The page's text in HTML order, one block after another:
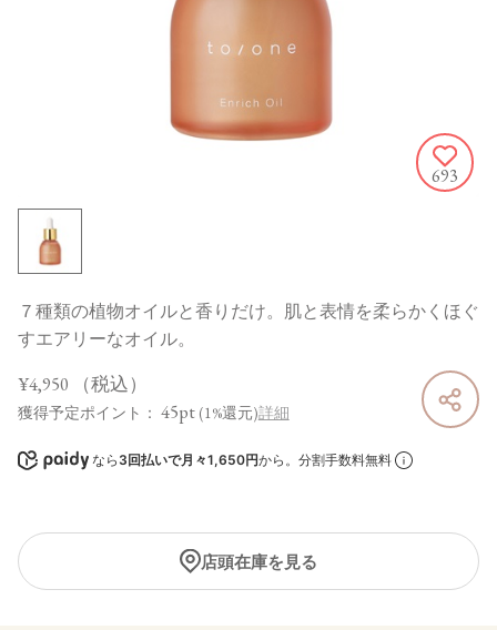
693
７種類の植物オイルと香りだけ。肌と表情を柔らかくほぐ
すエアリーなオイル。
¥4,950 （税込）
獲得予定ポイント： 45pt (1%還元)詳細
なら 3回払いで月々1,650円から。分割手数料無料
店頭在庫を見る